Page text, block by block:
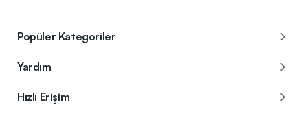
Popüler Kategoriler
Yardım
Hızlı Erişim